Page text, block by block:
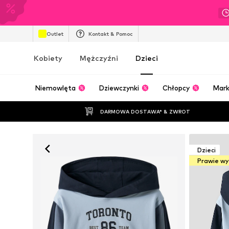
Outlet Kontakt & Pomoc
Kobiety Mężczyźni Dzieci
Niemowlęta Dziewczynki Chłopcy
DARMOWA DOSTAWA* & ZWROT
Dzieci
Prawie